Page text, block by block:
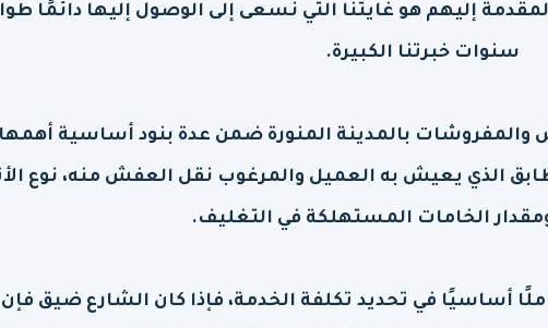
إليهم هو غايتنا التي نسعى إلى الوصول إليها دائمًا
سنوات خبرتنا الكبيرة.
بالمدينة المنورة ضمن عدة بنود أساسية
الذي يعيش به العميل والمرغوب نقل العفش منه، نوع
ومقدار الخامات المستهلكة في التغليف.
أساسيًا في تحديد تكلفة الخدمة، فإذا كان الشارع ضيق فإن